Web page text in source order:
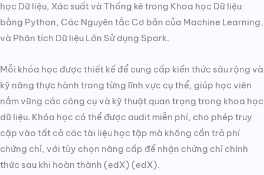
học Dữ liệu, Xác suất và Thống kê trong Khoa học Dữ liệu
bằng Python, Các Nguyên tắc Cơ bản của Machine Learning,
và Phân tích Dữ liệu Lớn Sử dụng Spark.
Mỗi khóa học được thiết kế để cung cấp kiến thức sâu rộng và
kỹ năng thực hành trong từng lĩnh vực cụ thể, giúp học viên
nắm vững các công cụ và kỹ thuật quan trọng trong khoa học
dữ liệu. Khóa học có thể được audit miễn phí, cho phép truy
cập vào tất cả các tài liệu học tập mà không cần trả phí
chứng chỉ, với tùy chọn nâng cấp để nhận chứng chỉ chính
thức sau khi hoàn thành​ (edX)​​ (edX)​.